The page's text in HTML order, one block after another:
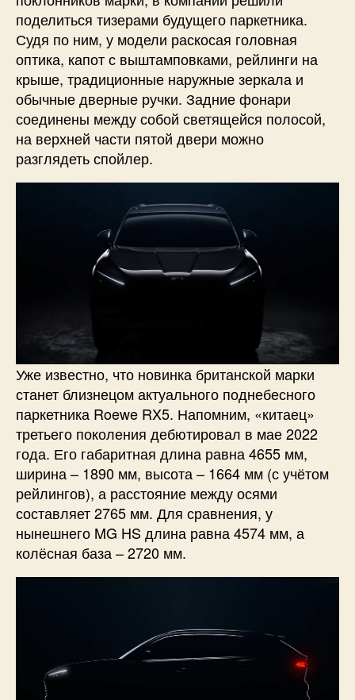
поделиться тизерами будущего паркетника.
Судя по ним, у модели раскосая головная
оптика, капот с выштамповками, рейлинги на
крыше, традиционные наружные зеркала и
обычные дверные ручки. Задние фонари
соединены между собой светящейся полосой,
на верхней части пятой двери можно
разглядеть спойлер.
Уже известно, что новинка британской марки
станет близнецом актуального поднебесного
паркетника Roewe RX5. Напомним, «китаец»
третьего поколения дебютировал в мае 2022
года. Его габаритная длина равна 4655 мм,
ширина – 1890 мм, высота – 1664 мм (с учётом
рейлингов), а расстояние между осями
составляет 2765 мм. Для сравнения, у
нынешнего MG HS длина равна 4574 мм, а
колёсная база – 2720 мм.